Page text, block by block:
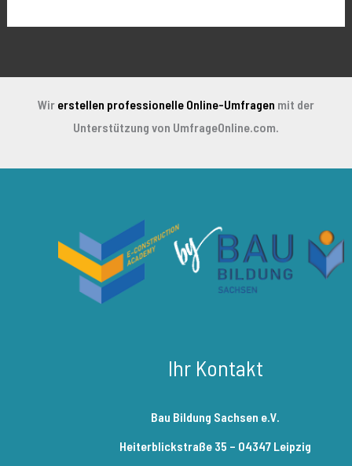
Wir erstellen professionelle Online-Umfragen mit der
Unterstützung von UmfrageOnline.com.
Ihr Kontakt
Bau Bildung Sachsen e.V.
Heiterblickstraße 35 – 04347 Leipzig